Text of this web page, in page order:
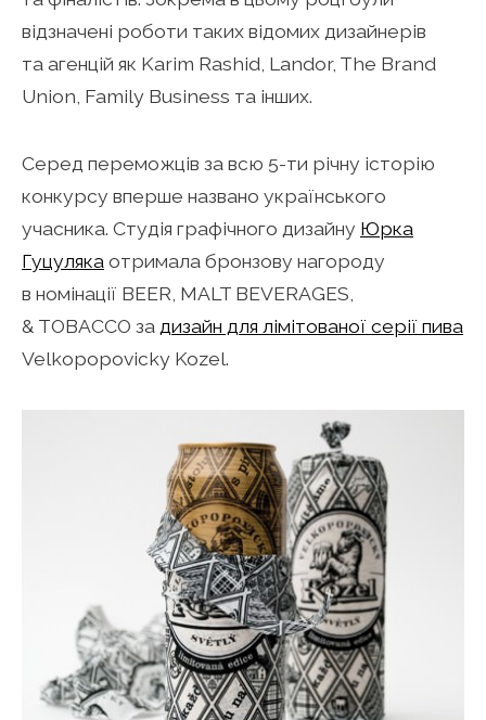
відзначені роботи таких відомих дизайнерів
та агенцій як Karim Rashid, Landor, The Brand
Union, Family Business та інших.
Серед переможців за всю 5-ти річну історію
конкурсу вперше названо українського
учасника. Студія графічного дизайну Юрка
Гуцулякаотримала бронзову нагороду
в номінації BEER, MALT BEVERAGES,
& TOBACCO за дизайн для лімітованої серії пива
Velkopopovicky Kozel.